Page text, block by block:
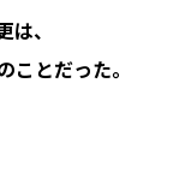
は、
ことだった。